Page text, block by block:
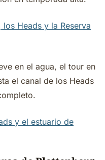
Heads y la Reserva
en el agua, el tour en
el canal de los Heads
y el estuario de